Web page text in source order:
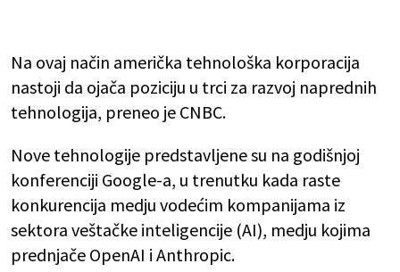
Na ovaj način američka tehnološka korporacija
nastoji da ojača poziciju u trci za razvoj naprednih
tehnologija, preneo je CNBC.
Nove tehnologije predstavljene su na godišnjoj
konferenciji Google-a, u trenutku kada raste
konkurencija medju vodećim kompanijama iz
sektora veštačke inteligencije (AI), medju kojima
prednjače OpenAI i Anthropic.